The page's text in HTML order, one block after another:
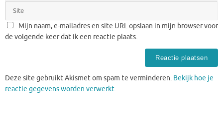
Mijn naam, e-mailadres en site URL opslaan in mijn browser voor
de volgende keer dat ik een reactie plaats.
Deze site gebruikt Akismet om spam te verminderen. Bekijk hoe je
reactie gegevens worden verwerkt.